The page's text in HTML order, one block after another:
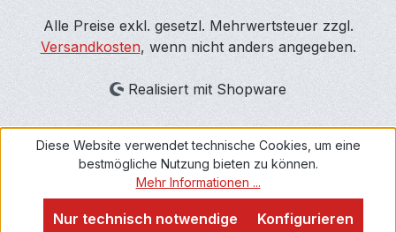
Alle Preise exkl. gesetzl. Mehrwertsteuer zzgl.
Versandkosten, wenn nicht anders angegeben.
Realisiert mit Shopware
Diese Website verwendet technische Cookies, um eine
bestmögliche Nutzung bieten zu können.
Mehr Informationen ...
Nur technisch notwendige Konfigurieren